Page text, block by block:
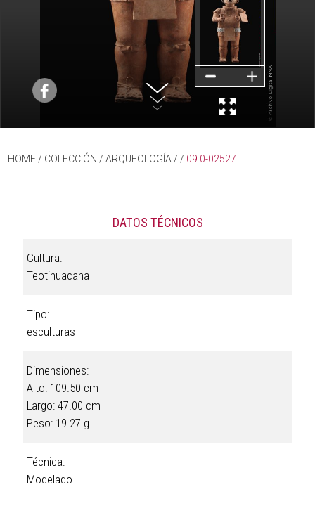
HOME/ COLECCIÓN / ARQUEOLOGÍA / / 09.0-02527
DATOS TÉCNICOS
Cultura:
Teotihuacana
Tipo:
esculturas
Dimensiones:
Alto: 109.50 cm
Largo: 47.00 cm
Peso: 19.27 g
Técnica:
Modelado